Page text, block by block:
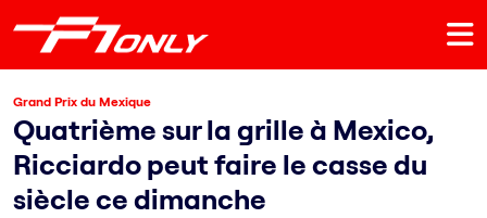
Grand Prix du Mexique
Quatrième sur la grille à Mexico,
Ricciardo peut faire le casse du
siècle ce dimanche